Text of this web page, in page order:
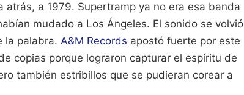
a 1979. Supertramp ya no era esa banda
mudado a Los Ángeles. El sonido se volvió
la palabra. A&M Records apostó fuerte por este
copias porque lograron capturar el espíritu de
también estribillos que se pudieran corear a